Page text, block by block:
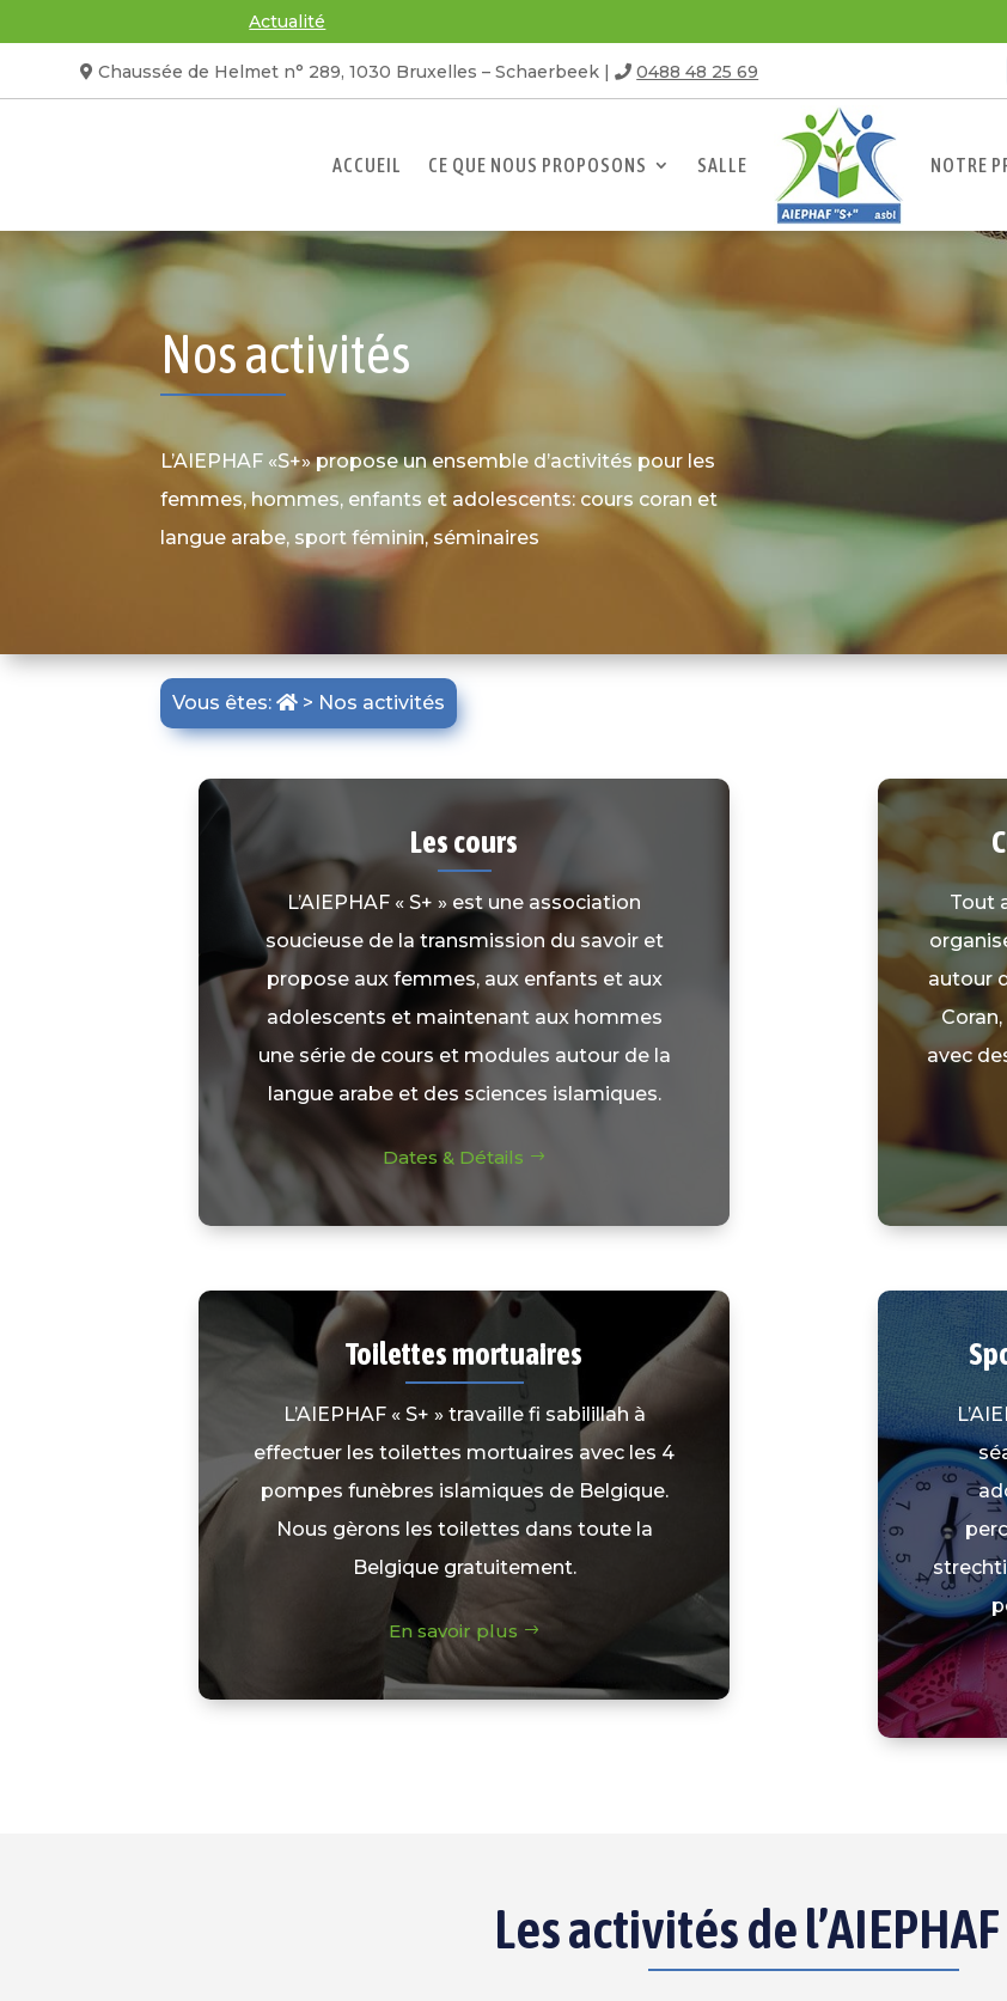
Actualité
Chaussée de Helmet n° 289, 1030 Bruxelles – Schaerbeek | 0488 48 25 69
ACCUEIL CE QUE NOUS PROPOSONS SALLE NOTRE
Nos activités
L’AIEPHAF «S+» propose un ensemble d’activités pour les
femmes, hommes, enfants et adolescents: cours coran et
langue arabe, sport féminin, séminaires
Vous êtes: > Nos activités
Les cours
L’AIEPHAF « S+ » est une association
soucieuse de la transmission du savoir et
propose aux femmes, aux enfants et aux
adolescents et maintenant aux hommes
une série de cours et modules autour de la
langue arabe et des sciences islamiques.
Dates & Détails
Tout
autour
avec
Toilettes mortuaires
L’AIEPHAF « S+ » travaille fi sabilillah à
effectuer les toilettes mortuaires avec les 4
pompes funèbres islamiques de Belgique.
Nous gèrons les toilettes dans toute la
Belgique gratuitement.
En savoir plus
Les activités de l’AIEPHAF